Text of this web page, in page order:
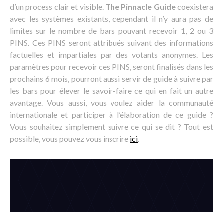
d’un process clair et visible. The Pinnacle Guidecoexistera
avec les systèmes existants, cependant il n’y aura pas de
limites sur le nombre de bars pouvant recevoir 1, 2 ou 3
PINS. Ces PINS seront attribués suivant des informations
factuelles et impartiales par des votants anonymes. Les
paramètres pour recevoir ces PINS, seront finalisés dans les
prochains 6 mois, pourront aussi servir de guide à suivre par
les bars pour élever le savoir-faire ce qui en fait un autre
avantage. Vous aussi, vous voulez aider la communauté
internationale et participer à l’élaboration de ce guide ?
Vous souhaitez simplement suivre ce qui se dit ? Tout est
possible, vous pouvez vous inscrire ici.